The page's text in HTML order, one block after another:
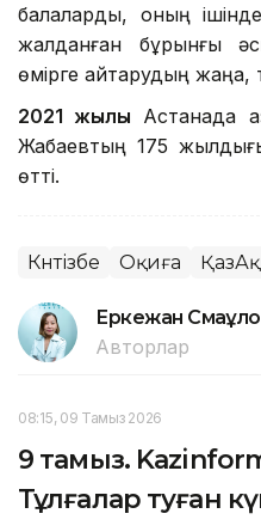
балаларды, оның
жалданған бұрынғы
өмірге қайтарудың жаңа,
2021 жылы Астанада
Жабаевтың 175
өтті.
Күнтізбе Оқиға
Еркежан
Авторлар
08:15, 09 Тамыз 2026
9 тамыз.
Тұлғалар туған